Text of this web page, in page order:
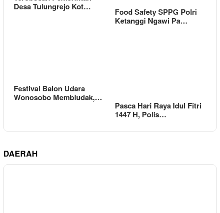
Desa Tulungrejo Kot…
Food Safety SPPG Polri
Ketanggi Ngawi Pa…
Festival Balon Udara
Wonosobo Membludak,…
Pasca Hari Raya Idul Fitri
1447 H, Polis…
DAERAH